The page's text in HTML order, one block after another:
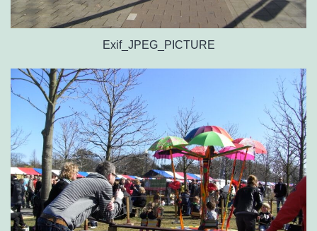
Exif_JPEG_PICTURE